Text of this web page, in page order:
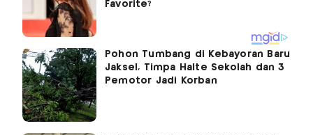
Pohon Tumbang di Kebayoran Baru
Jaksel, Timpa Halte Sekolah dan 3
Pemotor Jadi Korban